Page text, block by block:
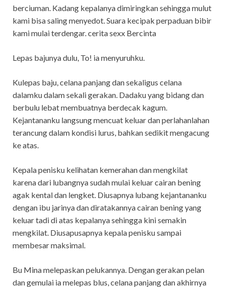
berciuman. Kadang kepalanya dimiringkan sehingga mulut
kami bisa saling menyedot. Suara kecipak perpaduan bibir
kami mulai terdengar. cerita sexx Bercinta
Lepas bajunya dulu, To! ia menyuruhku.
Kulepas baju, celana panjang dan sekaligus celana
dalamku dalam sekali gerakan. Dadaku yang bidang dan
berbulu lebat membuatnya berdecak kagum.
Kejantananku langsung mencuat keluar dan perlahanlahan
terancung dalam kondisi lurus, bahkan sedikit mengacung
ke atas.
Kepala penisku kelihatan kemerahan dan mengkilat
karena dari lubangnya sudah mulai keluar cairan bening
agak kental dan lengket. Diusapnya lubang kejantananku
dengan ibu jarinya dan diratakannya cairan bening yang
keluar tadi di atas kepalanya sehingga kini semakin
mengkilat. Diusapusapnya kepala penisku sampai
membesar maksimal.
Bu Mina melepaskan pelukannya. Dengan gerakan pelan
dan gemulai ia melepas blus, celana panjang dan akhirnya